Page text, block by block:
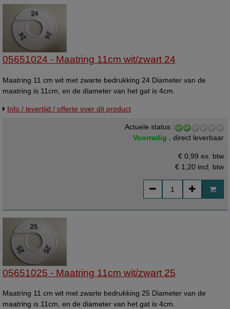
05651024 - Maatring 11cm wit/zwart 24
Maatring 11 cm wit met zwarte bedrukking 24 Diameter van de
maatring is 11cm, en de diameter van het gat is 4cm.
Info / levertijd / offerte over dit product
Actuele status :
Voorradig ,direct leverbaar
€ 0,99 ex. btw
€ 1,20 incl. btw
05651025 - Maatring 11cm wit/zwart 25
Maatring 11 cm wit met zwarte bedrukking 25 Diameter van de
maatring is 11cm, en de diameter van het gat is 4cm.